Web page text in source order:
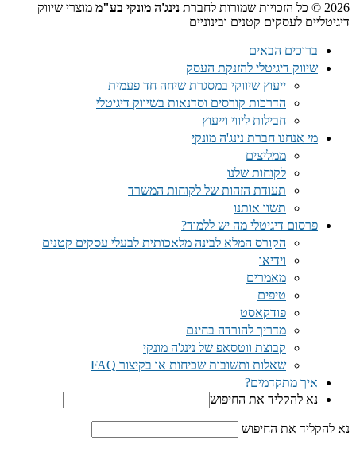
2026 © כל הזכויות שמורות לחברת
נינג'ה מונקי בע"מ מוצרי שיווק
דיגיטליים לעסקים קטנים ובינוניים
ברוכים הבאים
שיווק דיגיטלי להזנקת העסק
ייעוץ שיווקי במסגרת שיחה חד פעמית​
הדרכות קורסים וסדנאות בשיווק דיגיטלי
חבילות ליווי וייעוץ
מי אנחנו חברת נינג'ה מונקי
ממליצים
לקוחות שלנו
תעודת הזהות של לקוחות המשרד
תשוו אותנו
פרסום דיגיטלי מה יש ללמוד?
הקורס המלא לבינה מלאכותית לבעלי עסקים קטנים
וידיאו
מאמרים
טיפים
פודקאסט
מדריך להורדה בחינם
קבוצת ווטסאפ של נינג'ה מונקי​
שאלות ותשובות שכיחות או בקיצור FAQ
איך מתקדמים?
נא להקליד את החיפוש
נא להקליד את החיפוש